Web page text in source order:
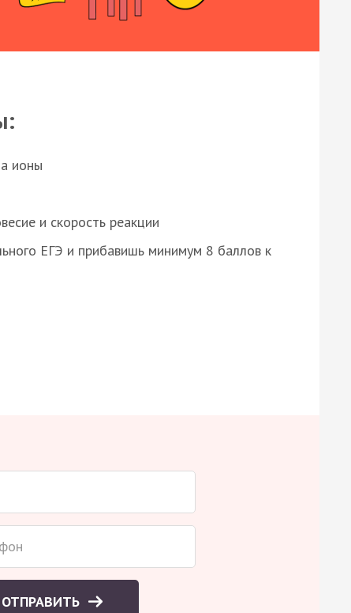
ионы
и скорость реакции
ЕГЭ и прибавишь минимум 8 баллов к
ОТПРАВИТЬ